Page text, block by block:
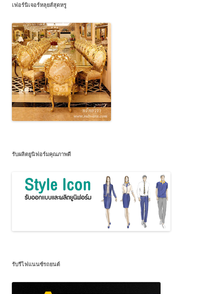
เฟอร์นิเจอร์หลุยส์สุดหรู
รับผลิตยูนิฟอร์มคุณภาพดี
รับรีไฟแนนซ์รถยนต์